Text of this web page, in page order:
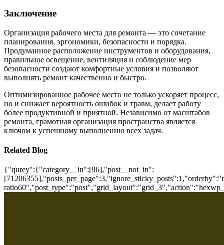
Заключение
Организация рабочего места для ремонта — это сочетание
планирования, эргономики, безопасности и порядка.
Продуманное расположение инструментов и оборудования,
правильное освещение, вентиляция и соблюдение мер
безопасности создают комфортные условия и позволяют
выполнять ремонт качественно и быстро.
Оптимизированное рабочее место не только ускоряет процесс,
но и снижает вероятность ошибок и травм, делает работу
более продуктивной и приятной. Независимо от масштабов
ремонта, грамотная организация пространства является
ключом к успешному выполнению всех задач.
Related Blog
{"qurey":{"category__in":[96],"post__not_in":